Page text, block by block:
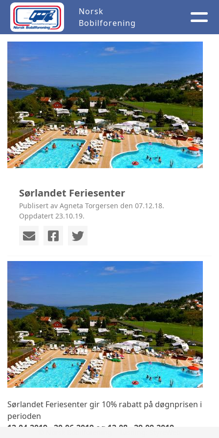
Norsk
Bobilforening
Sørlandet Feriesenter
Publisert av Agneta Torgersen den 07.12.18.
Oppdatert 23.10.19.
Sørlandet Feriesenter gir 10% rabatt på døgnprisen i
perioden
12.04.2019 - 20.06.2019 og 12.08 - 29.09.2019